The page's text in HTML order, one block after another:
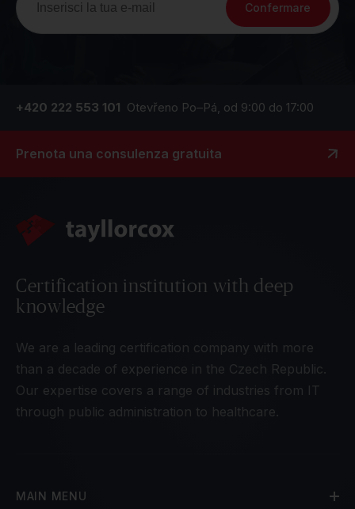
Confermare
+420 222 553 101 Otevřeno Po–Pá, od 9:00 do 17:00
Prenota una consulenza gratuita
Certification institution with deep
knowledge
We are a leading certification company with more
than a decade of experience in the Czech Republic.
Our expertise covers a range of industries from IT
through public administration to healthcare.
MAIN MENU